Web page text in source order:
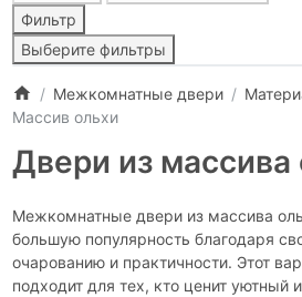
Фильтр
Выберите фильтры
Межкомнатные двери
Массив ольхи
Двери из массива
Межкомнатные двери из массива
большую популярность благодаря
очарованию и практичности. Этот
подходит для тех, кто ценит уютный